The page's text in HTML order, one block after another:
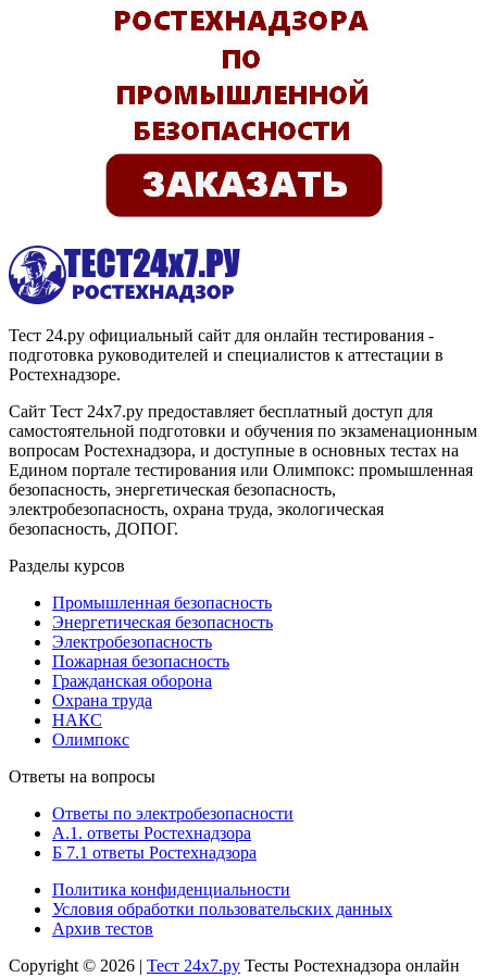
Тест 24.ру официальный сайт для онлайн тестирования -
подготовка руководителей и специалистов к аттестации в
Ростехнадзоре.
Сайт Тест 24х7.ру предоставляет бесплатный доступ для
самостоятельной подготовки и обучения по экзаменационным
вопросам Ростехнадзора, и доступные в основных тестах на
Едином портале тестирования или Олимпокс: промышленная
безопасность, энергетическая безопасность,
электробезопасность, охрана труда, экологическая
безопасность, ДОПОГ.
Разделы курсов
Промышленная безопасность
Энергетическая безопасность
Электробезопасность
Пожарная безопасность
Гражданская оборона
Охрана труда
НАКС
Олимпокс
Ответы на вопросы
Ответы по электробезопасности
А.1. ответы Ростехнадзора
Б 7.1 ответы Ростехнадзора
Политика конфиденциальности
Условия обработки пользовательских данных
Архив тестов
Copyright © 2026 | Тест 24х7.ру Тесты Ростехнадзора онлайн